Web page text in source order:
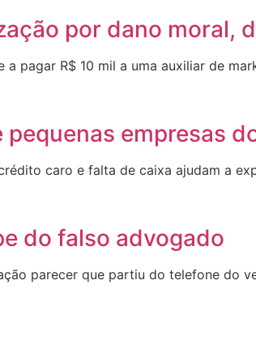
por dano moral,
a pagar R$ 10 mil a uma auxiliar de
empresas
caro e falta de caixa ajudam a
do falso advogado
parecer que partiu do telefone do